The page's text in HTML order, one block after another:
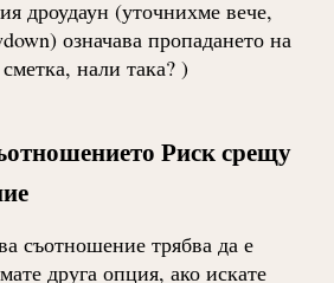
дроудаун (уточнихме вече,
означава пропадането на
нали така? )
Риск срещу
съотношение трябва да е
друга опция, ако искате